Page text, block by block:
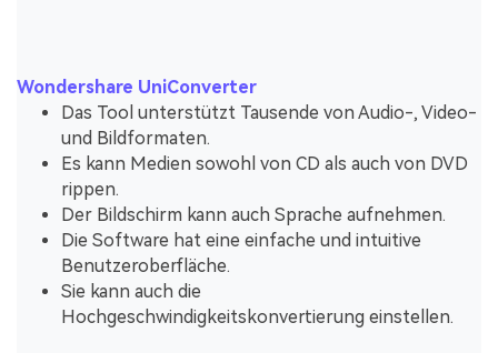
Wondershare UniConverter
Das Tool unterstützt Tausende von Audio-, Video-
und Bildformaten.
Es kann Medien sowohl von CD als auch von DVD
rippen.
Der Bildschirm kann auch Sprache aufnehmen.
Die Software hat eine einfache und intuitive
Benutzeroberfläche.
Sie kann auch die
Hochgeschwindigkeitskonvertierung einstellen.